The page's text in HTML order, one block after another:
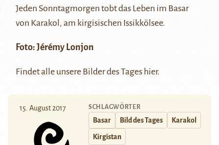
Jeden Sonntagmorgen tobt das Leben im Basar
von Karakol, am kirgisischen Issikkölsee.
Foto: Jérémy Lonjon
Findet alle unsere Bilder des Tages hier.
15. August 2017 SCHLAGWÖRTER
Basar Bild des Tages Karakol
Kirgistan